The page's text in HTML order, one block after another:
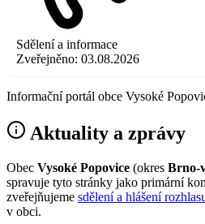
Sdělení a informace
Zveřejněno: 03.08.2026
Informační portál obce Vysoké
Aktuality a zprávy
Obec Vysoké Popovice (okres Brno-
spravuje tyto stránky jako primární
zveřejňujeme sdělení a hlášení
v obci.